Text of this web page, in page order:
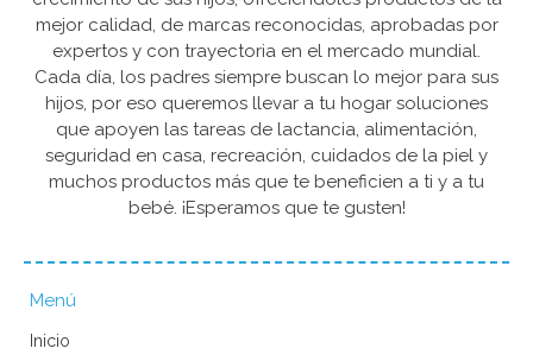
mejor calidad, de marcas reconocidas, aprobadas por
expertos y con trayectoria en el mercado mundial.
Cada día, los padres siempre buscan lo mejor para sus
hijos, por eso queremos llevar a tu hogar soluciones
que apoyen las tareas de lactancia, alimentación,
seguridad en casa, recreación, cuidados de la piel y
muchos productos más que te beneficien a ti y a tu
bebé. ¡Esperamos que te gusten!
Menú
Inicio